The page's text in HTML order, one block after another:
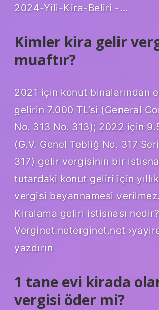
2024-Yili-Kira-Beliri -…
Kimler kira gelir
muaftır?
2021 için konut binalarından
gelirin 7.000 TL’si (General
No. 313 No. 313); 2022 için
(G.V. Genel Tebliğ No. 317
317) gelir vergisinin bir
tutardaki konut geliri için
vergisi beyannamesi
Kiralama geliri istisnası
Verginet.neterginet.net
yazdırın
1 tane evi kirada
vergisi öder mi?